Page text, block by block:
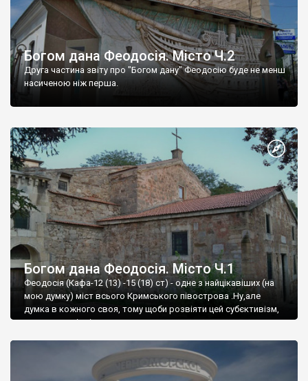
Богом дана Феодосія. Місто Ч.2
Друга частина звіту про "Богом дану" Феодосію буде не менш
насиченою ніж перша.
Богом дана Феодосія. Місто Ч.1
Феодосія (Кафа-12 (13) -15 (18) ст) - одне з найцікавіших (на
мою думку) міст всього Кримського півострова .Ну,але
думка в кожного своя, тому щоби розвіяти цей субєктивізм,
запрошую відвідати це